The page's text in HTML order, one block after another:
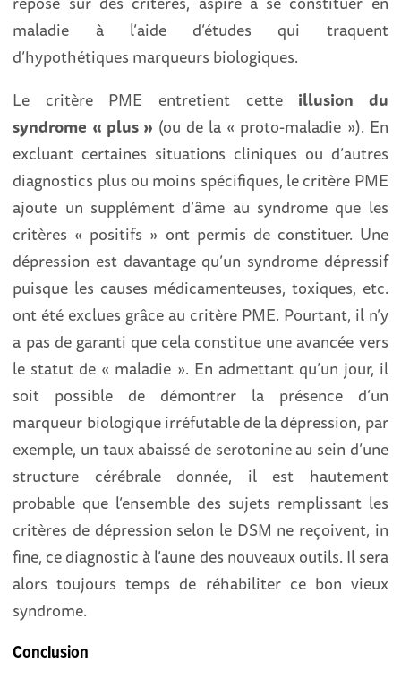
maladie à l’aide d’études qui traquent
d’hypothétiques marqueurs biologiques.
Le critère PME entretient cette illusion du
syndrome « plus » (ou de la « proto-maladie »). En
excluant certaines situations cliniques ou d’autres
diagnostics plus ou moins spécifiques, le critère PME
ajoute un supplément d’âme au syndrome que les
critères « positifs » ont permis de constituer. Une
dépression est davantage qu’un syndrome dépressif
puisque les causes médicamenteuses, toxiques, etc.
ont été exclues grâce au critère PME. Pourtant, il n’y
a pas de garanti que cela constitue une avancée vers
le statut de « maladie ». En admettant qu’un jour, il
soit possible de démontrer la présence d’un
marqueur biologique irréfutable de la dépression, par
exemple, un taux abaissé de serotonine au sein d’une
structure cérébrale donnée, il est hautement
probable que l’ensemble des sujets remplissant les
critères de dépression selon le DSM ne reçoivent, in
fine, ce diagnostic à l’aune des nouveaux outils. Il sera
alors toujours temps de réhabiliter ce bon vieux
syndrome.
Conclusion